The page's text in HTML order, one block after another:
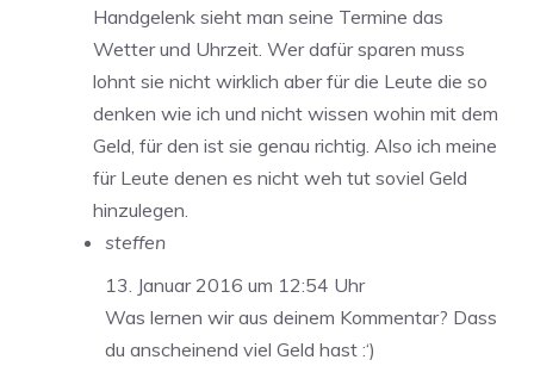
Handgelenk sieht man seine Termine das
Wetter und Uhrzeit. Wer dafür sparen muss
lohnt sie nicht wirklich aber für die Leute die so
denken wie ich und nicht wissen wohin mit dem
Geld, für den ist sie genau richtig. Also ich meine
für Leute denen es nicht weh tut soviel Geld
hinzulegen.
steffen
13. Januar 2016 um 12:54 Uhr
Was lernen wir aus deinem Kommentar? Dass
du anscheinend viel Geld hast :‘)